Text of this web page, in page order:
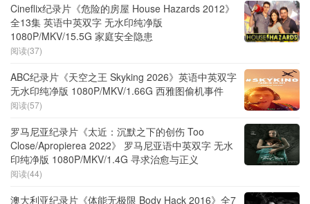
Cineflix纪录片《危险的房屋 House Hazards 2012》
全13集 英语中英双字 无水印纯净版
1080P/MKV/15.5G 家庭安全隐患
阅读(37)
ABC纪录片《天空之王 Skyking 2026》英语中英双字
无水印纯净版 1080P/MKV/1.66G 西雅图偷机事件
阅读(57)
罗马尼亚纪录片《太近：沉默之下的创伤 Too
Close/Apropierea 2022》 罗马尼亚语中英双字 无水
印纯净版 1080P/MKV/1.4G 寻求治愈与正义
阅读(44)
澳大利亚纪录片《体能无极限 Body Hack 2016》全7